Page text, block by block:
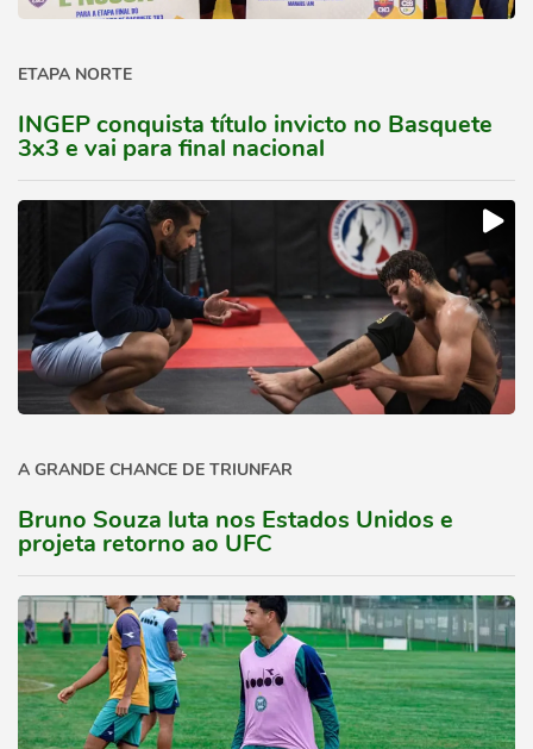
ETAPA NORTE
INGEP conquista título invicto no Basquete
3x3 e vai para final nacional
A GRANDE CHANCE DE TRIUNFAR
Bruno Souza luta nos Estados Unidos e
projeta retorno ao UFC